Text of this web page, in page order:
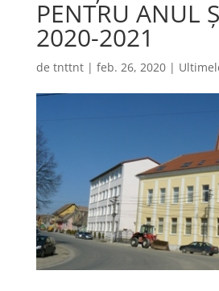
PENTRU ANUL
2020-2021
de tnttnt| feb. 26, 2020|